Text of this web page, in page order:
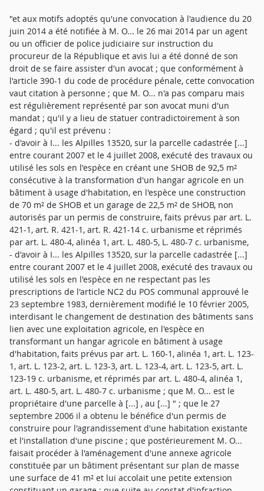
"et aux motifs adoptés qu'une convocation à l'audience du 20
juin 2014 a été notifiée à M. O... le 26 mai 2014 par un agent
ou un officier de police judiciaire sur instruction du
procureur de la République et avis lui a été donné de son
droit de se faire assister d'un avocat ; que conformément à
l'article 390-1 du code de procédure pénale, cette convocation
vaut citation à personne ; que M. O... n'a pas comparu mais
est régulièrement représenté par son avocat muni d'un
mandat ; qu'il y a lieu de statuer contradictoirement à son
égard ; qu'il est prévenu :
- d'avoir à I... les Alpilles 13520, sur la parcelle cadastrée [...]
entre courant 2007 et le 4 juillet 2008, exécuté des travaux ou
utilisé les sols en l'espèce en créant une SHOB de 92,5 m²
consécutive à la transformation d'un hangar agricole en un
bâtiment à usage d'habitation, en l'espèce une construction
de 70 m² de SHOB et un garage de 22,5 m² de SHOB, non
autorisés par un permis de construire, faits prévus par art. L.
421-1, art. R. 421-1, art. R. 421-14 c. urbanisme et réprimés
par art. L. 480-4, alinéa 1, art. L. 480-5, L. 480-7 c. urbanisme,
- d'avoir à I... les Alpilles 13520, sur la parcelle cadastrée [...]
entre courant 2007 et le 4 juillet 2008, exécuté des travaux ou
utilisé les sols en l'espèce en ne respectant pas les
prescriptions de l'article NC2 du POS communal approuvé le
23 septembre 1983, dernièrement modifié le 10 février 2005,
interdisant le changement de destination des bâtiments sans
lien avec une exploitation agricole, en l'espèce en
transformant un hangar agricole en bâtiment à usage
d'habitation, faits prévus par art. L. 160-1, alinéa 1, art. L. 123-
1, art. L. 123-2, art. L. 123-3, art. L. 123-4, art. L. 123-5, art. L.
123-19 c. urbanisme, et réprimés par art. L. 480-4, alinéa 1,
art. L. 480-5, art. L. 480-7 c. urbanisme ; que M. O... est le
propriétaire d'une parcelle à [...] , au [...] " ; que le 27
septembre 2006 il a obtenu le bénéfice d'un permis de
construire pour l'agrandissement d'une habitation existante
et l'installation d'une piscine ; que postérieurement M. O...
faisait procéder à l'aménagement d'une annexe agricole
constituée par un bâtiment présentant sur plan de masse
une surface de 41 m² et lui accolait une petite extension